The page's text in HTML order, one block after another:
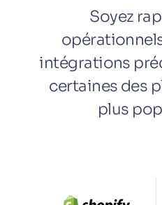
Soyez
intégrations
certaines des
plus